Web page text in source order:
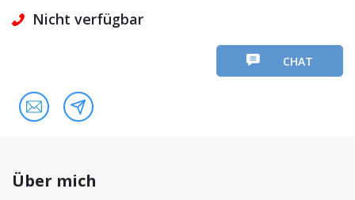
Nicht verfügbar
CHAT
Über mich